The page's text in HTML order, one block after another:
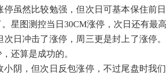
虽然比较勉强，但次日可基本保住前
星图测控当日30CM涨停，次日还有最
日冲击了涨停，周三更是封上了涨停
还算是成功的。
，但次日反包涨停，不过尾盘时我